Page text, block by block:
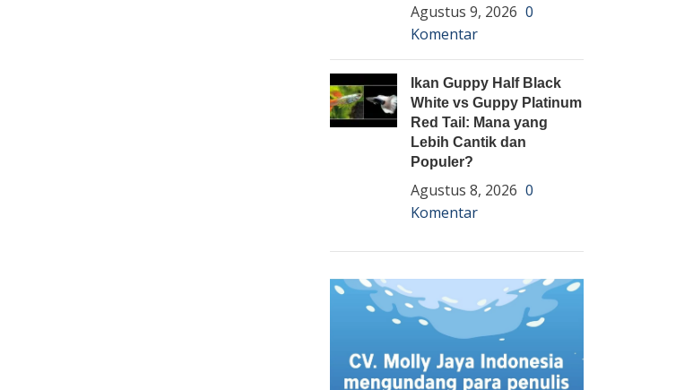
Agustus 9, 2026 0
Komentar
Ikan Guppy Half Black
White vs Guppy Platinum
Red Tail: Mana yang
Lebih Cantik dan
Populer?
Agustus 8, 2026 0
Komentar